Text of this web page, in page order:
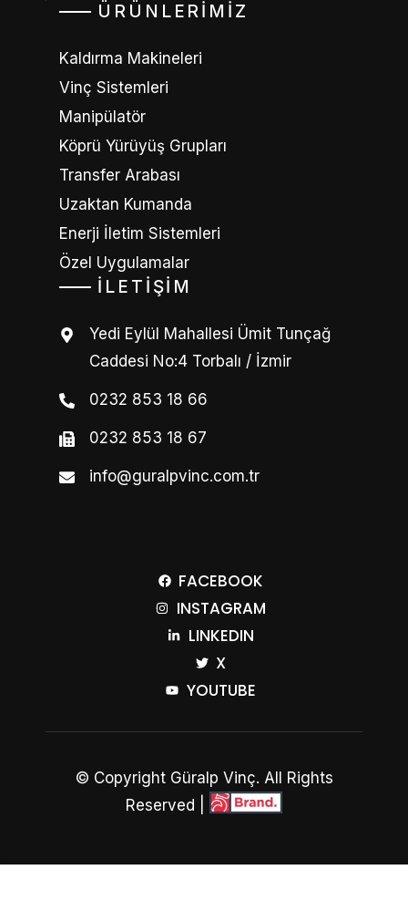
ÜRÜNLERIMIZ
Kaldırma Makineleri
Vinç Sistemleri
Manipülatör
Köprü Yürüyüş Grupları
Transfer Arabası
Uzaktan Kumanda
Enerji İletim Sistemleri
Özel Uygulamalar
İLETIŞIM
Yedi Eylül Mahallesi Ümit Tunçağ
Caddesi No:4 Torbalı / İzmir
0232 853 18 66
0232 853 18 67
info@guralpvinc.com.tr
FACEBOOK
INSTAGRAM
LINKEDIN
X
YOUTUBE
© Copyright Güralp Vinç. All Rights
Reserved |